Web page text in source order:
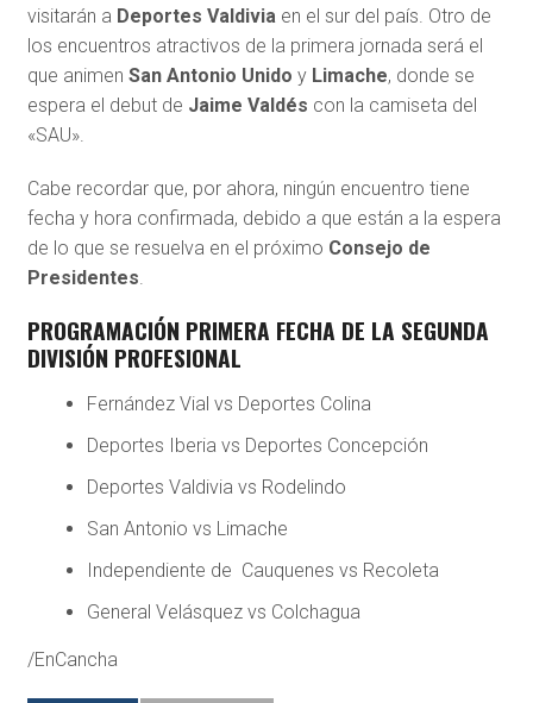
visitarán a Deportes Valdivia en el sur del país. Otro de
los encuentros atractivos de la primera jornada será el
que animen San Antonio Unido y Limache, donde se
espera el debut de Jaime Valdés con la camiseta del
«SAU».
Cabe recordar que, por ahora, ningún encuentro tiene
fecha y hora confirmada, debido a que están a la espera
de lo que se resuelva en el próximo Consejo de
Presidentes.
PROGRAMACIÓN PRIMERA FECHA DE LA SEGUNDA
DIVISIÓN PROFESIONAL
Fernández Vial vs Deportes Colina
Deportes Iberia vs Deportes Concepción
Deportes Valdivia vs Rodelindo
San Antonio vs Limache
Independiente de Cauquenes vs Recoleta
General Velásquez vs Colchagua
/EnCancha